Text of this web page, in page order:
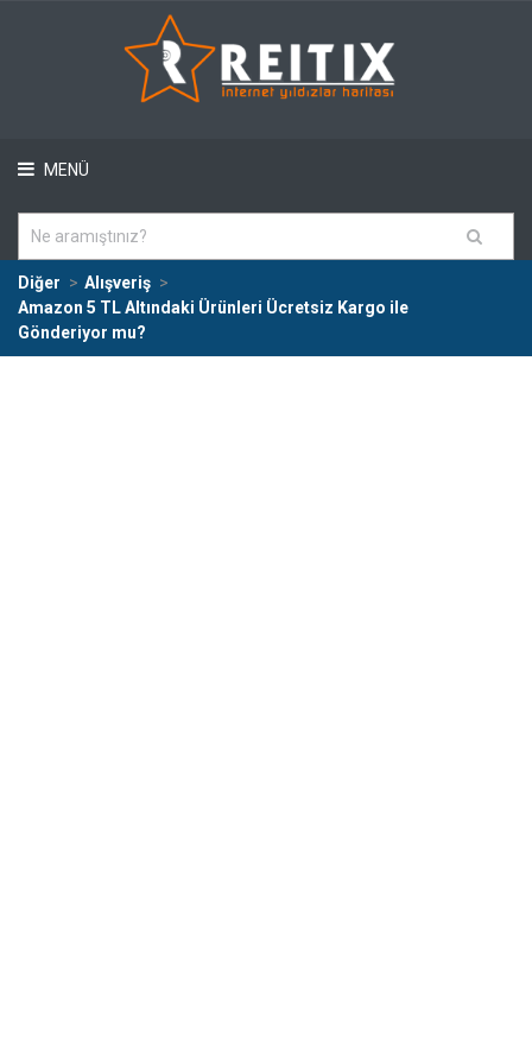
MENÜ
Diğer
Alışveriş
Amazon 5 TL Altındaki Ürünleri Ücretsiz Kargo ile
Gönderiyor mu?